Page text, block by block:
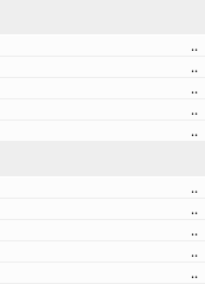
..
..
..
..
..
..
..
..
..
..